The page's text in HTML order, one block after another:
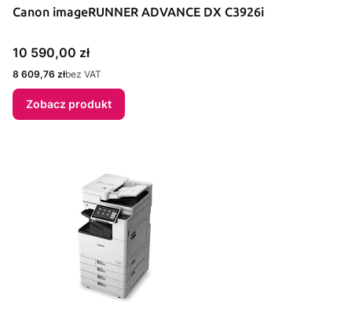
Canon imageRUNNER ADVANCE DX C3926i
Cena
10 590,00 zł
Cena
8 609,76 złbez VAT
Zobacz produkt